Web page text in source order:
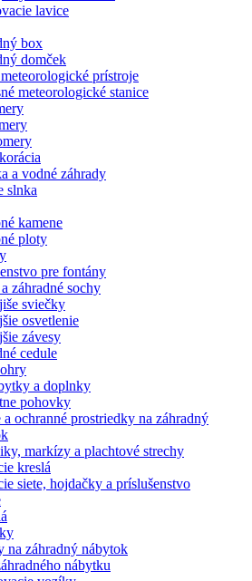
lavice
box
domček
prístroje
meteorologické stanice
a vodné záhrady
slnka
kamene
ploty
pre fontány
záhradné sochy
sviečky
osvetlenie
závesy
cedule
a doplnky
pohovky
a ochranné prostriedky na záhradný
markízy a plachtové strechy
kreslá
siete, hojdačky a príslušenstvo
na záhradný nábytok
nábytku